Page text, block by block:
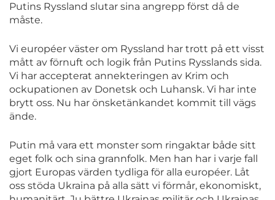
Putins Ryssland slutar sina angrepp först då de
måste.
Vi européer väster om Ryssland har trott på ett visst
mått av förnuft och logik från Putins Rysslands sida.
Vi har accepterat annekteringen av Krim och
ockupationen av Donetsk och Luhansk. Vi har inte
brytt oss. Nu har önsketänkandet kommit till vägs
ände.
Putin må vara ett monster som ringaktar både sitt
eget folk och sina grannfolk. Men han har i varje fall
gjort Europas värden tydliga för alla européer. Låt
oss stöda Ukraina på alla sätt vi förmår, ekonomiskt,